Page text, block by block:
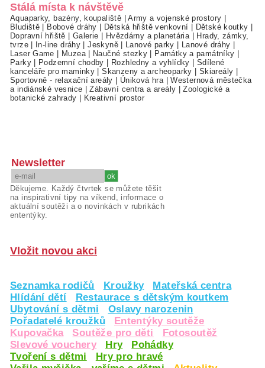
Stálá místa k návštěvě
Aquaparky, bazény, koupaliště |Army a vojenské prostory
Bludiště
Bobové dráhy Dětská hřiště venkovní Dětské koutky
Dopravní hřiště
Galerie Hvězdárny a planetária
Hrady, zámky,
tvrze| In-line dráhy |Jeskyně| Lanové parky Lanové dráhy
Laser Game
Muzea| Naučné stezky Památky a památníky
Parky| Podzemní chodby Rozhledny a vyhlídky
Sdílené
kanceláře pro maminky |Skanzeny a archeoparky Skiareály
Sportovně - relaxační areály
Úniková hra |Westernová městečka
a indiánské vesnice |Zábavní centra a areály |Zoologické a
botanické zahrady
Kreativní prostor
Newsletter
Děkujeme. Každý čtvrtek se můžete těšit
na inspirativní tipy na víkend, informace o
aktuální soutěži a o novinkách v rubrikách
ententýky.
Vložit novou akci
Seznamka rodičů Kroužky
Mateřská centra
Hlídání dětí
Restaurace s dětským koutkem
Ubytování s dětmi
Oslavy narozenin
Pořadatelé kroužků
Ententýky soutěže
Kupovačka
Soutěže pro děti
Fotosoutěž
Slevové vouchery
Hry
Pohádky
Tvoření s dětmi
Hry pro hravé